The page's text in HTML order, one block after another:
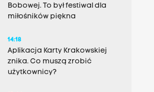
Bobowej. To był festiwal dla
miłośników piękna
14:18
Aplikacja Karty Krakowskiej
znika. Co muszą zrobić
użytkownicy?